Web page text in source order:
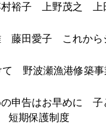
村裕子 上野茂之
藤田愛子 これから
て 野波瀬漁港修築
申告はお早めに 子
期保護制度